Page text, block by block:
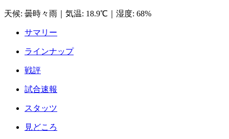
天候: 曇時々雨 気温: 18.9℃ 湿度: 68%
サマリー
ラインナップ
戦評
試合速報
スタッツ
見どころ